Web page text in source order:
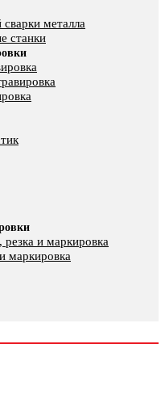
сварки металла
станки
и маркировка
маркировка